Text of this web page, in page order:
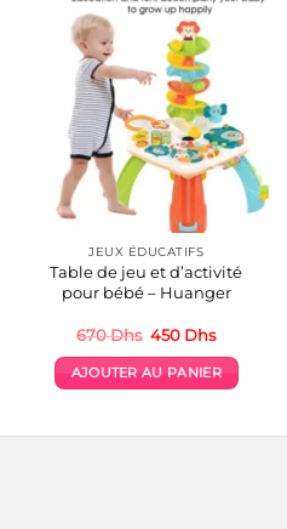
JEUX ÉDUCATIFS
Table de jeu et d’activité
pour bébé – Huanger
670Dhs Le
initial
était :
450 DhsLe
actuel
est :
AJOUTER AU PANIER